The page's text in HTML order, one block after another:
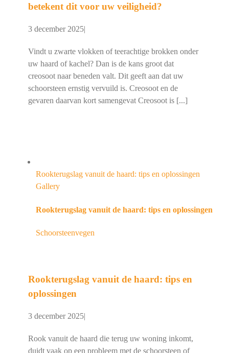
betekent dit voor uw veiligheid?
3 december 2025|
Vindt u zwarte vlokken of teerachtige brokken onder
uw haard of kachel? Dan is de kans groot dat
creosoot naar beneden valt. Dit geeft aan dat uw
schoorsteen ernstig vervuild is. Creosoot en de
gevaren daarvan kort samengevat Creosoot is [...]
Rookterugslag vanuit de haard: tips en oplossingen
Gallery
Rookterugslag vanuit de haard: tips en oplossingen
Schoorsteenvegen
Rookterugslag vanuit de haard: tips en
oplossingen
3 december 2025|
Rook vanuit de haard die terug uw woning inkomt,
duidt vaak op een probleem met de schoorsteen of